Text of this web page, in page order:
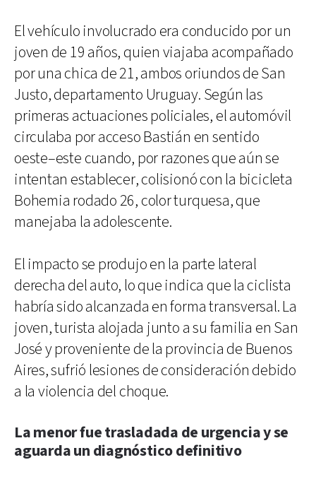
El vehículo involucrado era conducido por un
joven de 19 años, quien viajaba acompañado
por una chica de 21, ambos oriundos de San
Justo, departamento Uruguay. Según las
primeras actuaciones policiales, el automóvil
circulaba por acceso Bastián en sentido
oeste–este cuando, por razones que aún se
intentan establecer, colisionó con la bicicleta
Bohemia rodado 26, color turquesa, que
manejaba la adolescente.
El impacto se produjo en la parte lateral
derecha del auto, lo que indica que la ciclista
habría sido alcanzada en forma transversal. La
joven, turista alojada junto a su familia en San
José y proveniente de la provincia de Buenos
Aires, sufrió lesiones de consideración debido
a la violencia del choque.
La menor fue trasladada de urgencia y se
aguarda un diagnóstico definitivo